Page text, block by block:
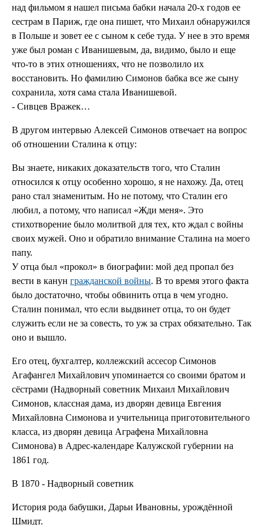
над фильмом я нашел письма бабки начала 20-х годов ее
сестрам в Париж, где она пишет, что Михаил обнаружился
в Польше и зовет ее с сыном к себе туда. У нее в это время
уже был роман с Иванишевым, да, видимо, было и еще
что-то в этих отношениях, что не позволило их
восстановить. Но фамилию Симонов бабка все же сыну
сохранила, хотя сама стала Иванишевой.
- Сивцев Вражек…
В другом интервью Алексей Симонов отвечает на вопрос
об отношении Сталина к отцу:
Вы знаете, никаких доказательств того, что Сталин
относился к отцу особенно хорошо, я не нахожу. Да, отец
рано стал знаменитым. Но не потому, что Сталин его
любил, а потому, что написал «Жди меня». Это
стихотворение было молитвой для тех, кто ждал с войны
своих мужей. Оно и обратило внимание Сталина на моего
папу.
У отца был «прокол» в биографии: мой дед пропал без
вести в канун гражданской войны. В то время этого факта
было достаточно, чтобы обвинить отца в чем угодно.
Сталин понимал, что если выдвинет отца, то он будет
служить если не за совесть, то уж за страх обязательно. Так
оно и вышло.
Его отец, бухгалтер, коллежский ассесор Симонов
Агафангел Михайлович упоминается со своими братом и
сёстрами (Надворный советник Михаил Михайлович
Симонов, классная дама, из дворян девица Евгения
Михайловна Симонова и учительница приготовительного
класса, из дворян девица Аграфена Михайловна
Симонова) в Адрес-календаре Калужской губернии на
1861 год.
В 1870 - Надворный советник
История рода бабушки, Дарьи Ивановны, урождённой
Шмидт.